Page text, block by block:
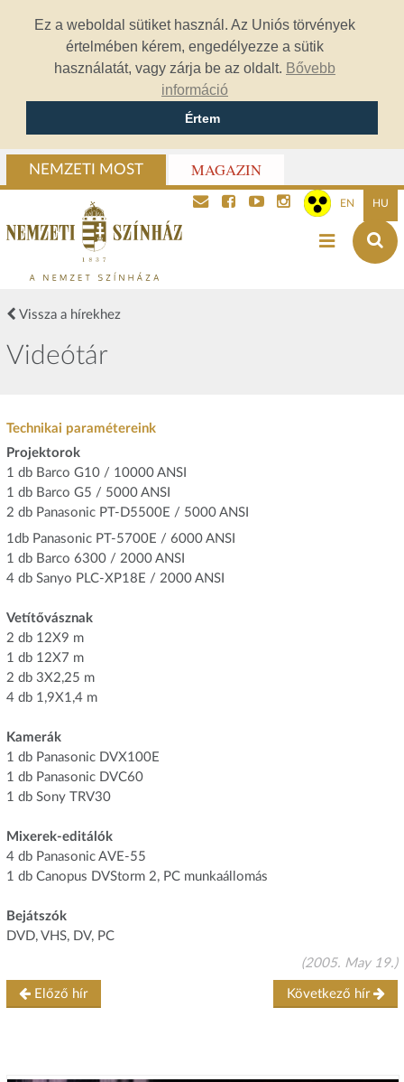
Ez a weboldal sütiket használ. Az Uniós törvények
értelmében kérem, engedélyezze a sütik
használatát, vagy zárja be az oldalt. Bővebb
információ
Értem
NEMZETI MOST MAGAZIN
EN HU
Vissza a hírekhez
Videótár
Technikai paramétereink
Projektorok
1 db Barco G10 / 10000 ANSI
1 db Barco G5 / 5000 ANSI
2 db Panasonic PT-D5500E / 5000 ANSI
1db Panasonic PT-5700E / 6000 ANSI
1 db Barco 6300 / 2000 ANSI
4 db Sanyo PLC-XP18E / 2000 ANSI
Vetítővásznak
2 db 12X9 m
1 db 12X7 m
2 db 3X2,25 m
4 db 1,9X1,4 m
Kamerák
1 db Panasonic DVX100E
1 db Panasonic DVC60
1 db Sony TRV30
Mixerek-editálók
4 db Panasonic AVE-55
1 db Canopus DVStorm 2, PC munkaállomás
Bejátszók
DVD, VHS, DV, PC
(2005. May 19.)
Előző hír Következő hír